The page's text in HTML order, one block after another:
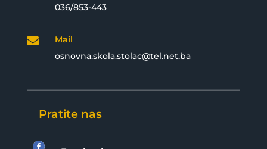
036/853-443

Mail
osnovna.skola.stolac@tel.net.ba
Pratite nas